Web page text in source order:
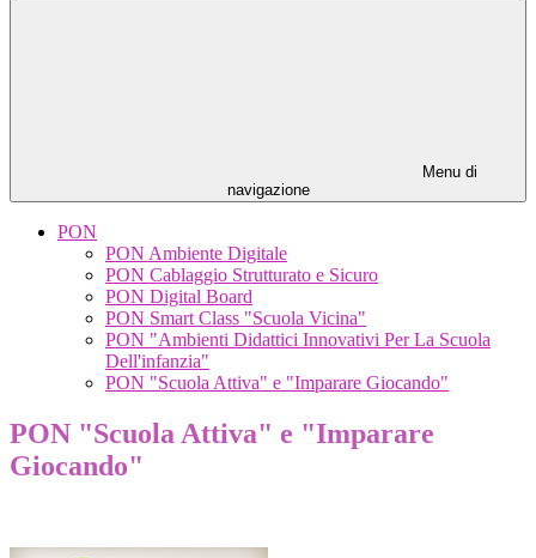
Menu di
navigazione
PON
PON Ambiente Digitale
PON Cablaggio Strutturato e Sicuro
PON Digital Board
PON Smart Class "Scuola Vicina"
PON "Ambienti Didattici Innovativi Per La Scuola
Dell'infanzia"
PON "Scuola Attiva" e "Imparare Giocando"
PON "Scuola Attiva" e "Imparare
Giocando"